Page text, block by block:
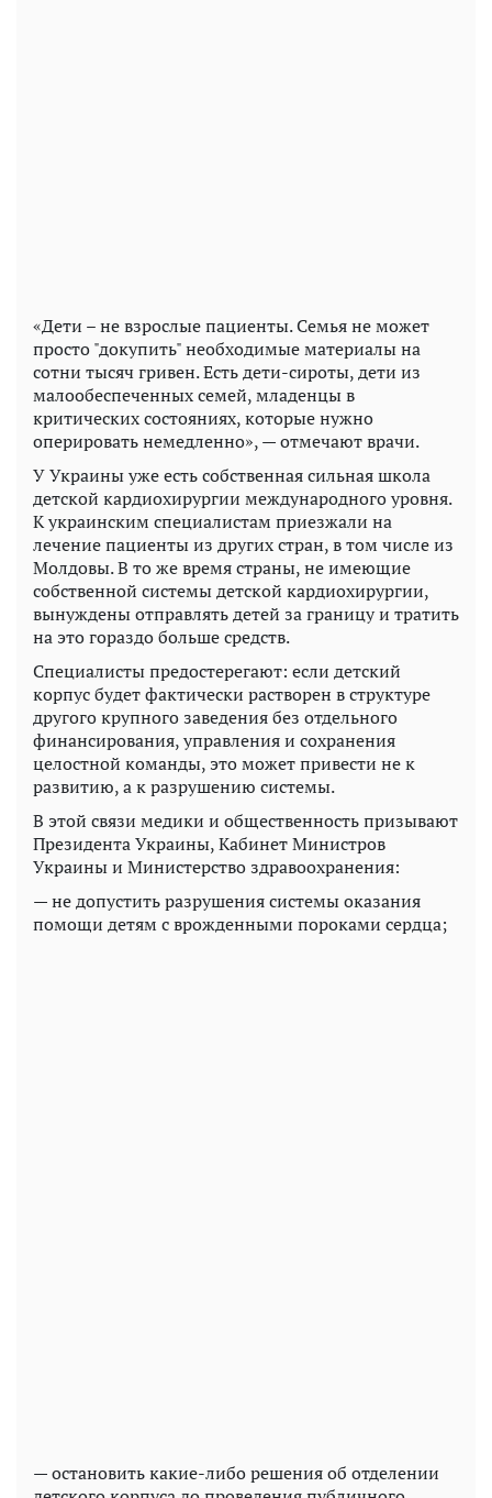
«Дети – не взрослые пациенты. Семья не может
просто "докупить" необходимые материалы на
сотни тысяч гривен. Есть дети-сироты, дети из
малообеспеченных семей, младенцы в
критических состояниях, которые нужно
оперировать немедленно», — отмечают врачи.
У Украины уже есть собственная сильная школа
детской кардиохирургии международного уровня.
К украинским специалистам приезжали на
лечение пациенты из других стран, в том числе из
Молдовы. В то же время страны, не имеющие
собственной системы детской кардиохирургии,
вынуждены отправлять детей за границу и тратить
на это гораздо больше средств.
Специалисты предостерегают: если детский
корпус будет фактически растворен в структуре
другого крупного заведения без отдельного
финансирования, управления и сохранения
целостной команды, это может привести не к
развитию, а к разрушению системы.
В этой связи медики и общественность призывают
Президента Украины, Кабинет Министров
Украины и Министерство здравоохранения:
— не допустить разрушения системы оказания
помощи детям с врожденными пороками сердца;
— остановить какие-либо решения об отделении